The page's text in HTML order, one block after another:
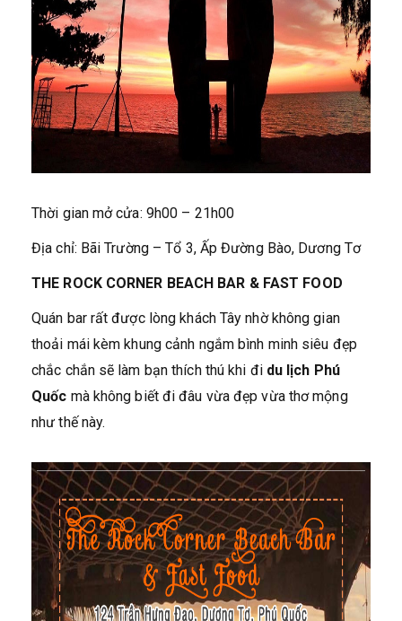
Thời gian mở cửa: 9h00 – 21h00
Địa chỉ: Bãi Trường – Tổ 3, Ấp Đường Bào, Dương Tơ
THE ROCK CORNER BEACH BAR & FAST FOOD
Quán bar rất được lòng khách Tây nhờ không gian
thoải mái kèm khung cảnh ngắm bình minh siêu đẹp
chắc chắn sẽ làm bạn thích thú khi đi du lịch Phú
Quốc mà không biết đi đâu vừa đẹp vừa thơ mộng
như thế này.